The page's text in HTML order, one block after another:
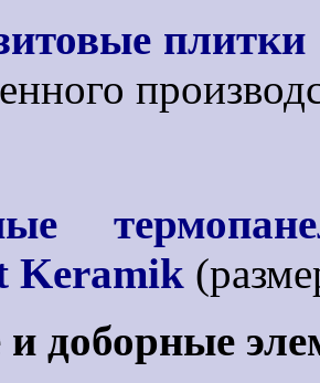
плитки
Keramik
доборные